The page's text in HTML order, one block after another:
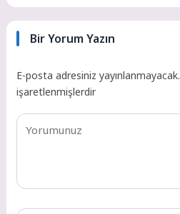
Bir Yorum Yazın
E-posta adresiniz yayınlanmayacak.
işaretlenmişlerdir